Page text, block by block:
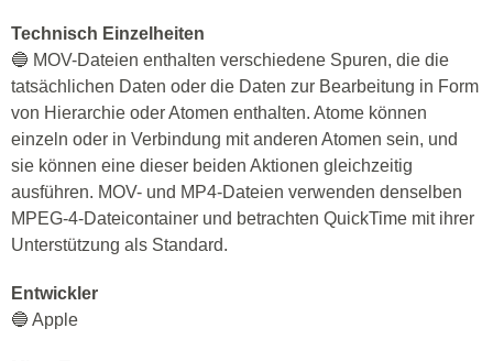
Technisch Einzelheiten
🔵 MOV-Dateien enthalten verschiedene Spuren, die die
tatsächlichen Daten oder die Daten zur Bearbeitung in Form
von Hierarchie oder Atomen enthalten. Atome können
einzeln oder in Verbindung mit anderen Atomen sein, und
sie können eine dieser beiden Aktionen gleichzeitig
ausführen. MOV- und MP4-Dateien verwenden denselben
MPEG-4-Dateicontainer und betrachten QuickTime mit ihrer
Unterstützung als Standard.
Entwickler
🔵 Apple